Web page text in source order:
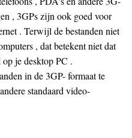
, 3GPs zijn ook goed voor
. Terwijl de bestanden niet
, dat betekent niet dat
je desktop PC .
in de 3GP- formaat te
standaard video-